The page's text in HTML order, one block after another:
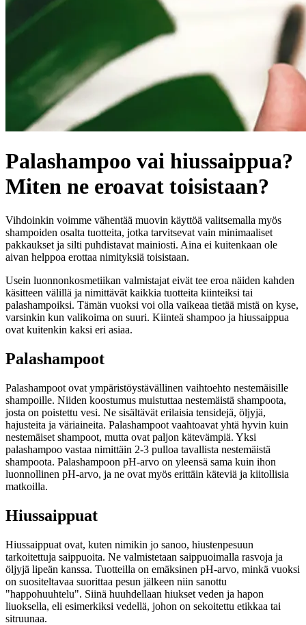
Palashampoo vai hiussaippua?
Miten ne eroavat toisistaan?
Vihdoinkin voimme vähentää muovin käyttöä valitsemalla myös
shampoiden osalta tuotteita, jotka tarvitsevat vain minimaaliset
pakkaukset ja silti puhdistavat mainiosti. Aina ei kuitenkaan ole
aivan helppoa erottaa nimityksiä toisistaan.
Usein luonnonkosmetiikan valmistajat eivät tee eroa näiden kahden
käsitteen välillä ja nimittävät kaikkia tuotteita kiinteiksi tai
palashampoiksi. Tämän vuoksi voi olla vaikeaa tietää mistä on kyse,
varsinkin kun valikoima on suuri. Kiinteä shampoo ja hiussaippua
ovat kuitenkin kaksi eri asiaa.
Palashampoot
Palashampoot ovat ympäristöystävällinen vaihtoehto nestemäisille
shampoille. Niiden koostumus muistuttaa nestemäistä shampoota,
josta on poistettu vesi. Ne sisältävät erilaisia tensidejä, öljyjä,
hajusteita ja väriaineita. Palashampoot vaahtoavat yhtä hyvin kuin
nestemäiset shampoot, mutta ovat paljon kätevämpiä. Yksi
palashampoo vastaa nimittäin 2-3 pulloa tavallista nestemäistä
shampoota. Palashampoon pH-arvo on yleensä sama kuin ihon
luonnollinen pH-arvo, ja ne ovat myös erittäin käteviä ja kiitollisia
matkoilla.
Hiussaippuat
Hiussaippuat ovat, kuten nimikin jo sanoo, hiustenpesuun
tarkoitettuja saippuoita. Ne valmistetaan saippuoimalla rasvoja ja
öljyjä lipeän kanssa. Tuotteilla on emäksinen pH-arvo, minkä vuoksi
on suositeltavaa suorittaa pesun jälkeen niin sanottu
"happohuuhtelu". Siinä huuhdellaan hiukset veden ja hapon
liuoksella, eli esimerkiksi vedellä, johon on sekoitettu etikkaa tai
sitruunaa.